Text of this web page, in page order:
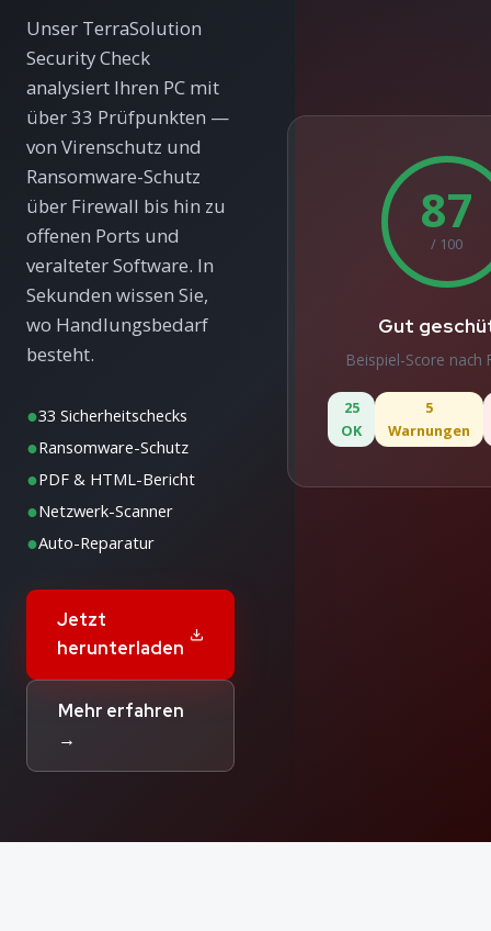
Unser TerraSolution
Security Check
analysiert Ihren PC mit
über 33 Prüfpunkten —
von Virenschutz und
Ransomware-Schutz
über Firewall bis hin zu
offenen Ports und
veralteter Software. In
Sekunden wissen Sie,
wo Handlungsbedarf
besteht.
●33 Sicherheitschecks
●Ransomware-Schutz
●PDF & HTML-Bericht
●Netzwerk-Scanner
●Auto-Reparatur
Jetzt
herunterladen
Mehr erfahren
→
87
/ 100
Gut
Beispiel-Score nach
25
OK
5
Warnungen